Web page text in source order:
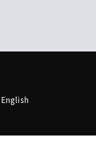
English